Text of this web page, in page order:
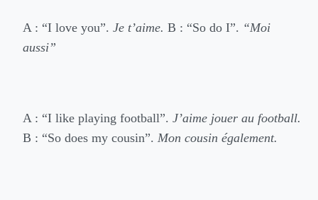
A : “I love you”. Je t’aime. B : “So do I”. “Moi
aussi”
A : “I like playing football”. J’aime jouer au football.
B : “So does my cousin”. Mon cousin également.